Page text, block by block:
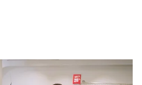
Tấm lòng Việt